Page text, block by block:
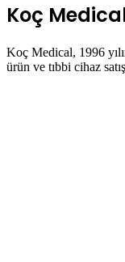
Koç
Koç Medical, 1996
ürün ve tıbbi cihaz